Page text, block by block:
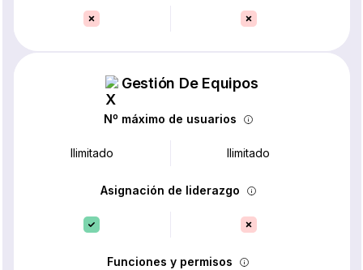
Gestión De Equipos
Nº máximo de usuarios
Ilimitado Ilimitado
Asignación de liderazgo
Funciones y permisos